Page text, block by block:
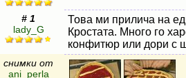
# 1
lady_G
Това ми прилича на
Кростата. Много го
конфитюр или дори с
снимки от
ani_perla